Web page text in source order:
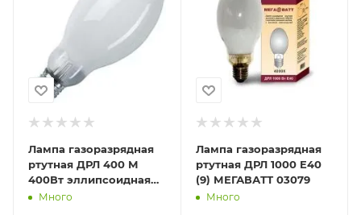
Лампа газоразрядная
ртутная ДРЛ 400 М
400Вт эллипсоидная
E40 (32) Лисма
Много
Лампа газоразрядная
ртутная ДРЛ 1000 E40
(9) МЕГАВАТТ 03079
Много